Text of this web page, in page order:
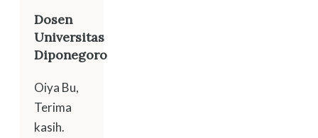
Dosen
Universitas
Diponegoro
Oiya Bu,
Terima
kasih.